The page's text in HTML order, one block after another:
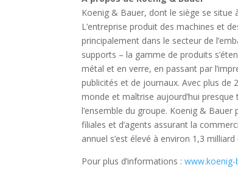
Koenig & Bauer, dont le siège se situe
L’entreprise produit des machines et
principalement dans le secteur de
supports – la gamme de produits
métal et en verre, en passant par
publicités et de journaux. Avec plus de
monde et maîtrise aujourd’hui
l’ensemble du groupe. Koenig &
filiales et d’agents assurant la
annuel s’est élevé à environ 1,3 milliard
Pour plus d’informations :www.koenig-